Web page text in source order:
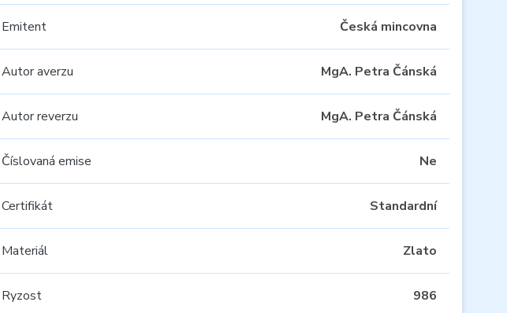
Emitent Česká mincovna
Autor averzu MgA. Petra Čánská
Autor reverzu MgA. Petra Čánská
Číslovaná emise Ne
Certifikát Standardní
Materiál Zlato
Ryzost 986